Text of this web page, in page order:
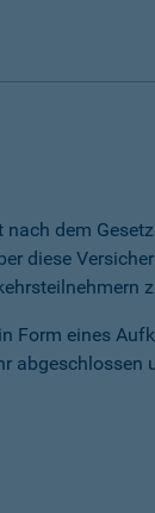
dem
diese
Form eines
abgeschlossen